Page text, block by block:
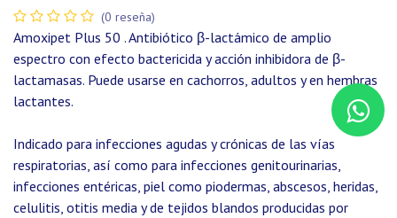
(0 reseña)
Amoxipet Plus 50 . Antibiótico β-lactámico de amplio
espectro con efecto bactericida y acción inhibidora de β-
lactamasas. Puede usarse en cachorros, adultos y en hembras
lactantes.
Indicado para infecciones agudas y crónicas de las vías
respiratorias, así como para infecciones genitourinarias,
infecciones entéricas, piel como piodermas, abscesos, heridas,
celulitis, otitis media y de tejidos blandos producidas por